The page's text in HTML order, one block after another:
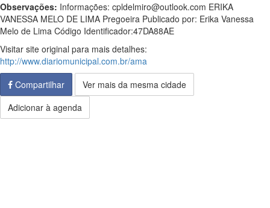
Observações: Informações: cpldelmiro@outlook.com ERIKA
VANESSA MELO DE LIMA Pregoeira Publicado por: Erika Vanessa
Melo de Lima Código Identificador:47DA88AE
Visitar site original para mais detalhes:
http://www.diariomunicipal.com.br/ama
Compartilhar
Ver mais da mesma cidade
Adicionar à agenda